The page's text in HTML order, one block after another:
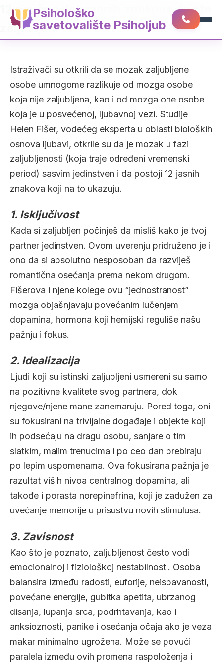
Psihološko
savetovalište Psiholjub
12 naučno dokazanih znakova da ste
zaljubljeni
Istraživači su otkrili da se mozak zaljubljene
osobe umnogome razlikuje od mozga osobe
koja nije zaljubljena, kao i od mozga one osobe
koja je u posvećenoj, ljubavnoj vezi. Studije
Helen Fišer, vodećeg eksperta u oblasti bioloških
osnova ljubavi, otkrile su da je mozak u fazi
zaljubljenosti (koja traje određeni vremenski
period) sasvim jedinstven i da postoji 12 jasnih
znakova koji na to ukazuju.
1. Isključivost
Kada si zaljubljen počinješ da misliš kako je tvoj
partner jedinstven. Ovom uverenju pridruženo je i
ono da si apsolutno nesposoban da razviješ
romantična osećanja prema nekom drugom.
Fišerova i njene kolege ovu “jednostranost”
mozga objašnjavaju povećanim lučenjem
dopamina, hormona koji hemijski reguliše našu
pažnju i fokus.
2. Idealizacija
Ljudi koji su istinski zaljubljeni usmereni su samo
na pozitivne kvalitete svog partnera, dok
njegove/njene mane zanemaruju. Pored toga, oni
su fokusirani na trivijalne događaje i objekte koji
ih podsećaju na dragu osobu, sanjare o tim
slatkim, malim trenucima i po ceo dan prebiraju
po lepim uspomenama. Ova fokusirana pažnja je
razultat viših nivoa centralnog dopamina, ali
takođe i porasta norepinefrina, koji je zadužen za
uvećanje memorije u prisustvu novih stimulusa.
3. Zavisnost
Kao što je poznato, zaljubljenost često vodi
emocionalnoj i fiziološkoj nestabilnosti. Osoba
balansira između radosti, euforije, neispavanosti,
povećane energije, gubitka apetita, ubrzanog
disanja, lupanja srca, podrhtavanja, kao i
anksioznosti, panike i osećanja očaja ako je veza
makar minimalno ugrožena. Može se povući
paralela između ovih promena raspoloženja i